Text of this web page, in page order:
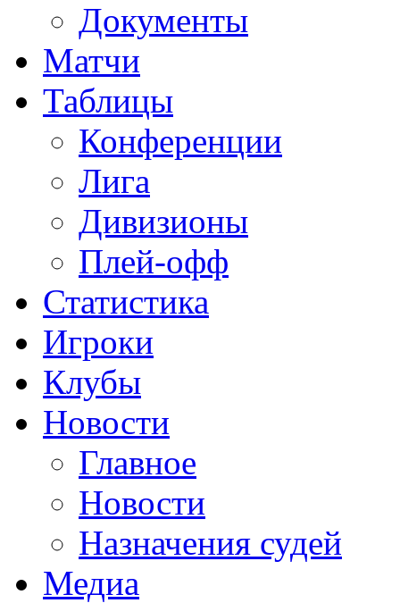
Документы
Матчи
Таблицы
Конференции
Лига
Дивизионы
Плей-офф
Статистика
Игроки
Клубы
Новости
Главное
Новости
Назначения судей
Медиа